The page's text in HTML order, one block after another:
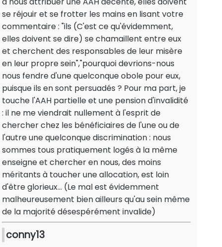
se réjouir et se frotter les mains en lisant votre
commentaire : "ils (C'est ce qu'évidemment,
elles doivent se dire) se chamaillent entre eux
et cherchent des responsables de leur misère
en leur propre sein","pourquoi devrions-nous
nous fendre d'une quelconque obole pour eux,
puisque ils en sont persuadés ? Pour ma part, je
touche l'AAH partielle et une pension d'invalidité
: il ne me viendrait nullement à l'esprit de
chercher chez les bénéficiaires de l'une ou de
l'autre une quelconque discrimination : nous
sommes tous pratiquement logés à la même
enseigne et chercher en nous, des moins
méritants à toucher une allocation, est loin
d'être glorieux... (Le mal est évidemment
malheureusement bien ailleurs qu'au sein même
de la majorité désespérément invalide)
conny13